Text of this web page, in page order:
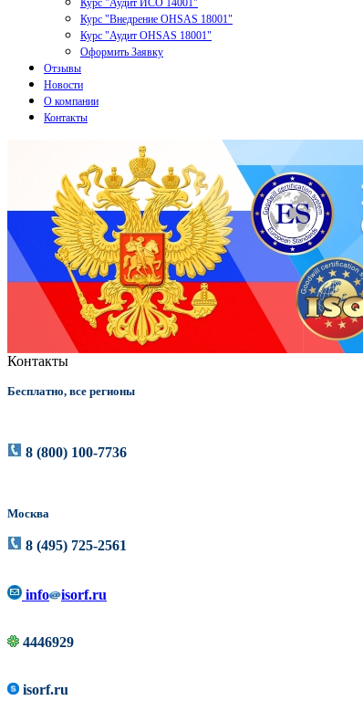
Курс "Аудит ИСО 14001"
Курс "Внедрение OHSAS 18001"
Курс "Аудит OHSAS 18001"
Оформить Заявку
Отзывы
Новости
О компании
Контакты
Контакты
Бесплатно, все регионы
8 (800) 100-7736
Москва
8 (495) 725-2561
info isorf.ru
4446929
isorf.ru